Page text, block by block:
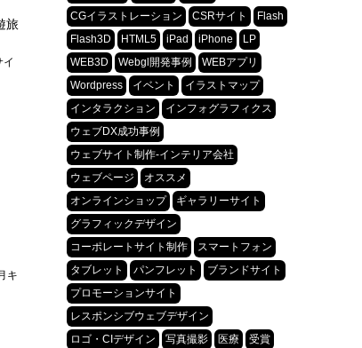
旅
イ
キ
CGイラストレーション
CSRサイト
Flash
Flash3D
HTML5 iPad iPhone
LP
WEB3D
Webgl開発事例
WEBアプリ
Wordpress
イベント
イラストマップ
インタラクション
インフォグラフィクス
ウェブDX成功事例
ウェブサイト制作-インテリア会社
ウェブページ
オススメ
オンラインショップ
ギャラリーサイト
グラフィックデザイン
コーポレートサイト制作
スマートフォン
タブレット
パンフレット
ブランドサイト
プロモーションサイト
レスポンシブウェブデザイン
ロゴ・CIデザイン
写真撮影 医療
受賞